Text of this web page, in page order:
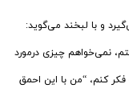
و با لبخند می‌گوید:
نمی‌خواهم چیزی درمورد
کنم، “من با این احمق